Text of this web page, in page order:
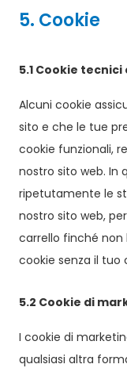
5. Cookie
5.1 Cookie
Alcuni cookie
sito e che le tue
cookie funzionali,
nostro sito web. In
ripetutamente le
nostro sito web,
carrello finché non
cookie senza il tuo
5.2 Cookie di
I cookie di
qualsiasi altra